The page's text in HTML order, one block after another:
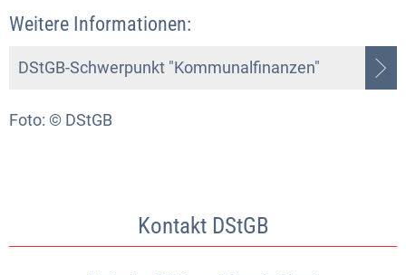
Weitere Informationen:
DStGB-Schwerpunkt "Kommunalfinanzen"
Foto: © DStGB
Kontakt DStGB